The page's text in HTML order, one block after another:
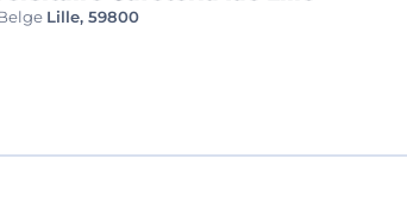
Lille, 59800